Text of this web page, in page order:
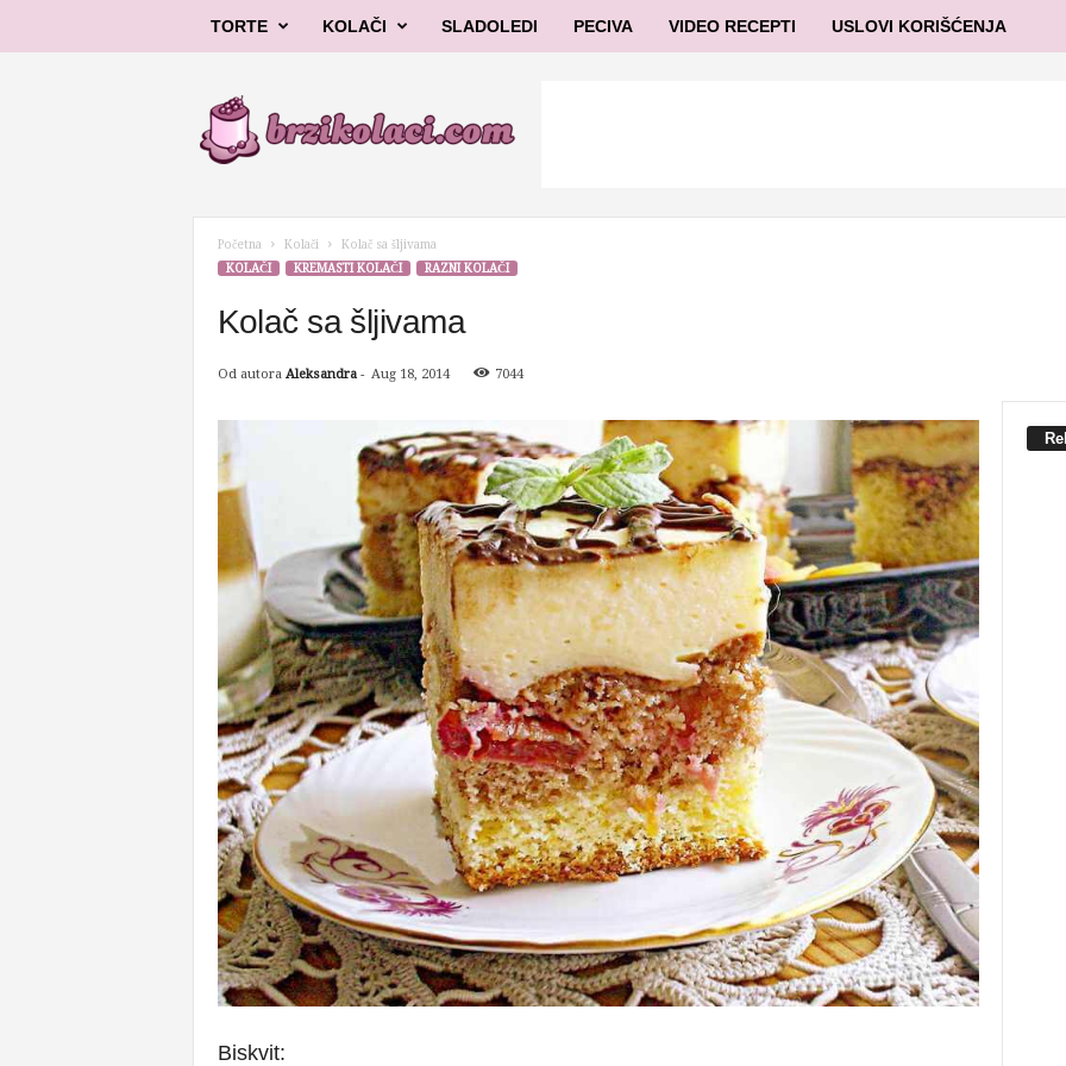
TORTE KOLAČI SLADOLEDI PECIVA VIDEO RECEPTI USLOVI KORIŠĆENJA
l
Početna Kolači
Kolač sa šljivama
KOLAČI
KREMASTI KOLAČI RAZNI KOLAČI
Kolač sa šljivama
Od autora Aleksandra- Aug 18, 2014 7044
Biskvit: